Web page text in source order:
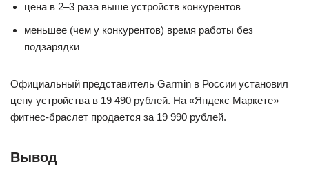
цена в 2–3 раза выше устройств конкурентов
меньшее (чем у конкурентов) время работы без
подзарядки
Официальный представитель Garmin в России установил
цену устройства в 19 490 рублей. На «Яндекс Маркете»
фитнес-браслет продается за 19 990 рублей.
Вывод